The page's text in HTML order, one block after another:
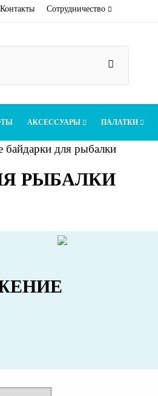
Контакты Сотрудничество
АКСЕССУАРЫ ПАЛАТКИ
байдарки для рыбалки
РЫБАЛКИ